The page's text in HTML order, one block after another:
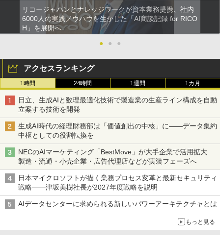
リコージャパンとナレッジワークが資本業務提携、社内
6000人の実践ノウハウを生かした「AI商談記録 for RICO
H」を展開へ
●
● ●
アクセスランキング
1時間 24時間 1週間 1カ月
日立、生成AIと数理最適化技術で製造業の生産ライン構成を自動
立案する技術を開発
生成AI時代の経理財務部は「価値創出の中核」に――データ集約
中枢としての役割転換を
NECのAIマーケティング「BestMove」が大手企業で活用拡大
製造・流通・小売企業・広告代理店などが実装フェーズへ
日本マイクロソフトが描く業務プロセス変革と最新セキュリティ
戦略――津坂美樹社長が2027年度戦略を説明
AIデータセンターに求められる新しいパワーアーキテクチャとは
もっと見る